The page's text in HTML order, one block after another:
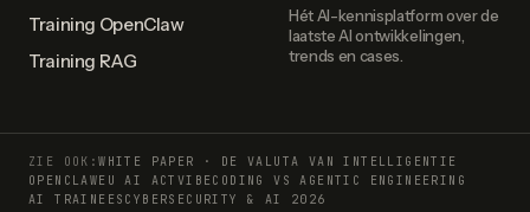
Training OpenClaw
Training RAG
Hét AI-kennisplatform over de
laatste AI ontwikkelingen,
trends en cases.
ZIE OOK:WHITE PAPER · DE VALUTA VAN INTELLIGENTIE
OPENCLAWEU AI ACT VIBECODING VS AGENTIC ENGINEERING
AI TRAINEES CYBERSECURITY & AI 2026